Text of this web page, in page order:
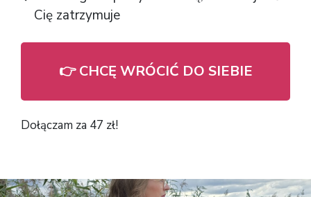
Cię zatrzymuje
👉 CHCĘ WRÓCIĆ DO SIEBIE
Dołączam za 47 zł!